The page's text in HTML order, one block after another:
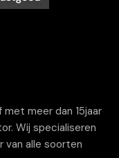
meer dan 15jaar
Wij specialiseren
van alle soorten